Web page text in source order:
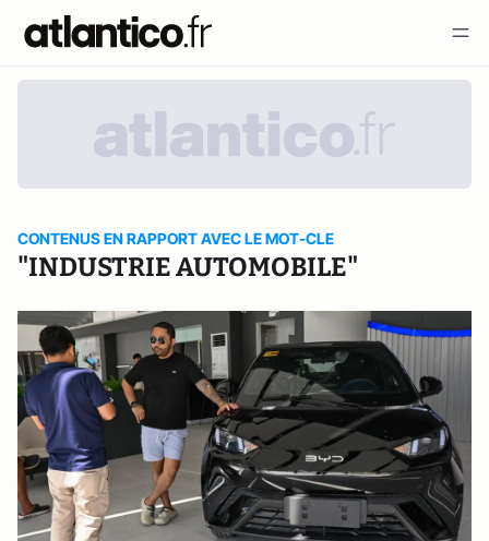
CONTENUS EN RAPPORT AVEC LE MOT-CLE
"INDUSTRIE AUTOMOBILE"